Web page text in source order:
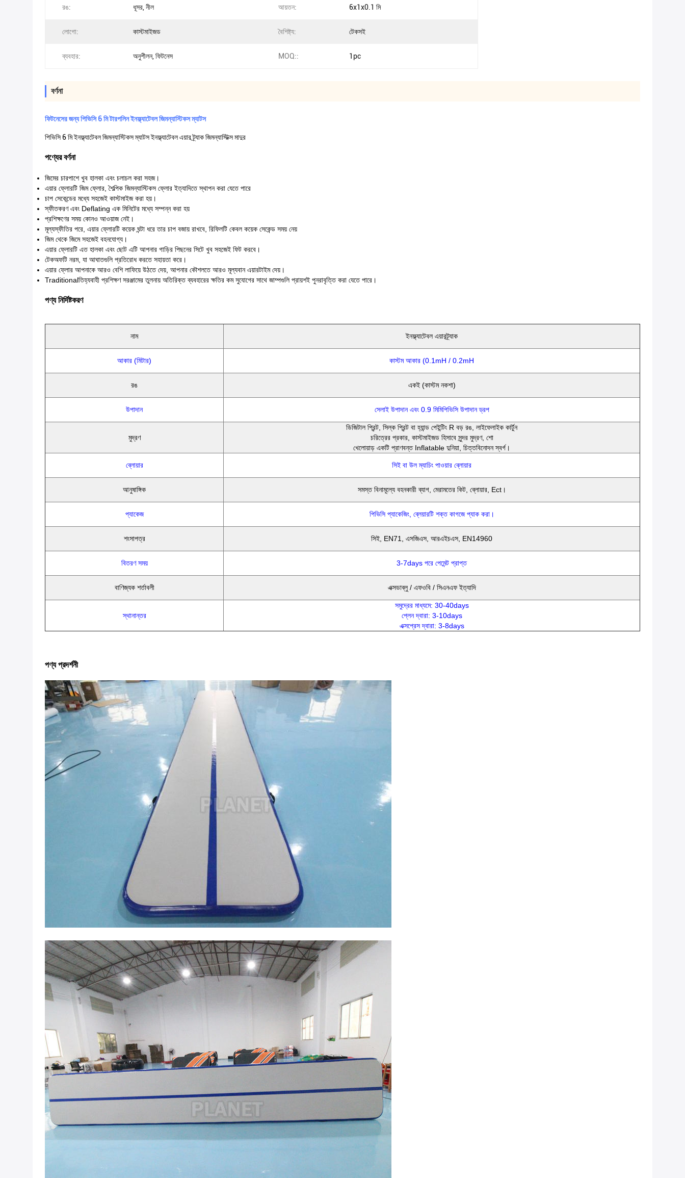
রঙ: ধূসর, নীল আয়তন: 6x1x0.1 মি
লোগো: কাস্টমাইজড বৈশিষ্ট্য: টেকসই
ব্যবহার: অনুশীলন, ফিটনেস MOQ:: 1pc
বর্ণনা
ফিটনেসের জন্য পিভিসি 6 মি টারপলিন ইনফ্ল্যাটেবল জিমন্যাস্টিকস ম্যাটস
পিভিসি 6 মি ইনফ্ল্যাটেবল জিমন্যাস্টিকস ম্যাটস ইনফ্ল্যাটেবল এয়ার ট্র্যাক জিমন্যাস্টিক্স মাদুর
পণ্যের বর্ণনা
জিমের চারপাশে খুব হালকা এবং চলাচল করা সহজ।
এয়ার ফ্লোরটি জিম ফ্লোর, শৈল্পিক জিমন্যাস্টিকস ফ্লোর ইত্যাদিতে স্থাপন করা যেতে পারে
চাপ সেকেন্ডের মধ্যে সহজেই কাস্টমাইজ করা হয়।
স্ফীতকরণ এবং Deflating এক মিনিটের মধ্যে সম্পন্ন করা হয়
প্রশিক্ষণের সময় কোনও আওয়াজ নেই।
মূল্যস্ফীতির পরে, এয়ার ফ্লোরটি কয়েক ঘন্টা ধরে তার চাপ বজায় রাখবে, রিফিলটি কেবল কয়েক সেকেন্ড সময় নেয়
জিম থেকে জিমে সহজেই বহনযোগ্য।
এয়ার ফ্লোরটি এত হালকা এবং ছোট এটি আপনার গাড়ির পিছনের সিটে খুব সহজেই ফিট করবে।
টেকঅফটি নরম, যা আঘাতগুলি প্রতিরোধ করতে সহায়তা করে।
এয়ার ফ্লোর আপনাকে আরও বেশি লাফিয়ে উঠতে দেয়, আপনার কৌশলতে আরও মূল্যবান এয়ারটাইম দেয়।
Traditionalতিহ্যবাহী প্রশিক্ষণ সরঞ্জামের তুলনায় অতিরিক্ত ব্যবহারের ক্ষতির কম সুযোগের সাথে জাম্পগুলি প্রায়শই পুনরাবৃত্তি করা যেতে পারে।
পণ্য নির্দিষ্টকরণ
নাম ইনফ্ল্যাটেবল এয়ারট্র্যাক
আকার (মিটার) কাস্টম আকার (0.1mH / 0.2mH
রঙ একই (কাস্টম নকশা)
উপাদান সেলাই উপাদান এবং 0.9 মিমিপিভিসি উপাদান ড্রপ
মুদ্রণ
ডিজিটাল প্রিন্ট, সিল্ক প্রিন্ট বা হ্যান্ড পেইন্টিং R বড় রঙ, লাইফেলাইক কার্টুন
চরিত্রের প্রকার, কাস্টমাইজড হিসাবে সুন্দর মুদ্রণ, শো
খেলোয়াড় একটি প্রাণবন্ত Inflatable দুনিয়া, চিত্তবিনোদন স্বর্গ।
ব্লোয়ার সিই বা উল ম্যাচিং পাওয়ার ব্লোয়ার
আনুষাঙ্গিক সমস্ত বিনামূল্যে বহনকারী ব্যাগ, মেরামতের কিট, ব্লোয়ার, Ect।
প্যাকেজ পিভিসি প্যাকেজিং, ব্লেয়ারটি শক্ত কাগজে প্যাক করা।
শংসাপত্র সিই, EN71, এসজিএস, আরএইচএস, EN14960
বিতরণ সময় 3-7days পরে পেমেন্ট প্রাপ্ত
বাণিজ্যক শর্তাবলী এক্সডাব্লু / এফওবি / সিএনএফ ইত্যাদি
স্থানান্তর
সমুদ্রের মাধ্যমে: 30-40days
প্লেন দ্বারা: 3-10days
এক্সপ্রেস দ্বারা: 3-8days
পণ্য প্রদর্শনী